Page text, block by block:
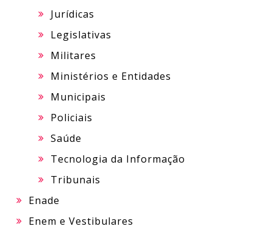
Jurídicas
Legislativas
Militares
Ministérios e Entidades
Municipais
Policiais
Saúde
Tecnologia da Informação
Tribunais
Enade
Enem e Vestibulares